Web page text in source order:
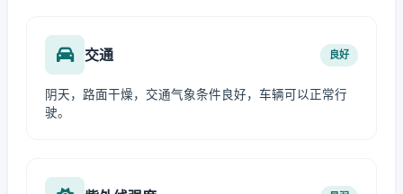
交通 良好
阴天，路面干燥，交通气象条件良好，车辆可以正常行
驶。